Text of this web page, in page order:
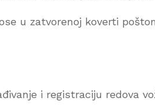
u zatvorenoj koverti
i registraciju redova